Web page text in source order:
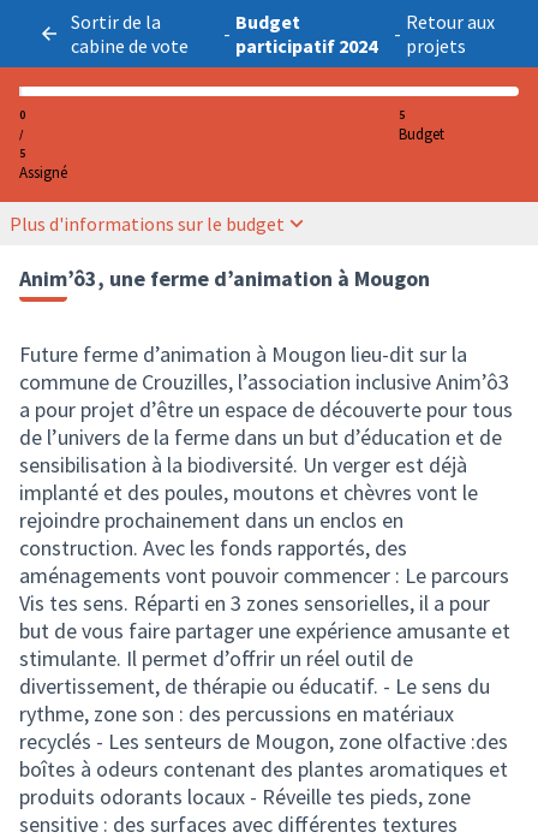
Sortir de la
cabine de vote
- Budget
participatif 2024
- Retour aux
projets
0
/
5
Assigné
5
Budget
Plus d'informations sur le budget
Anim’ô3, une ferme d’animation à Mougon
Future ferme d’animation à Mougon lieu-dit sur la
commune de Crouzilles, l’association inclusive Anim’ô3
a pour projet d’être un espace de découverte pour tous
de l’univers de la ferme dans un but d’éducation et de
sensibilisation à la biodiversité. Un verger est déjà
implanté et des poules, moutons et chèvres vont le
rejoindre prochainement dans un enclos en
construction. Avec les fonds rapportés, des
aménagements vont pouvoir commencer : Le parcours
Vis tes sens. Réparti en 3 zones sensorielles, il a pour
but de vous faire partager une expérience amusante et
stimulante. Il permet d’offrir un réel outil de
divertissement, de thérapie ou éducatif. - Le sens du
rythme, zone son : des percussions en matériaux
recyclés - Les senteurs de Mougon, zone olfactive :des
boîtes à odeurs contenant des plantes aromatiques et
produits odorants locaux - Réveille tes pieds, zone
sensitive : des surfaces avec différentes textures